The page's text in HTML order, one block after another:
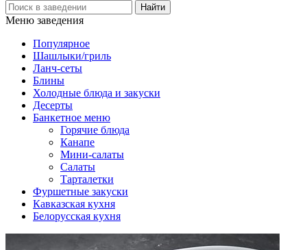
Меню заведения
Популярное
Шашлыки/гриль
Ланч-сеты
Блины
Холодные блюда и закуски
Десерты
Банкетное меню
Горячие блюда
Канапе
Мини-салаты
Салаты
Тарталетки
Фуршетные закуски
Кавказская кухня
Белорусская кухня